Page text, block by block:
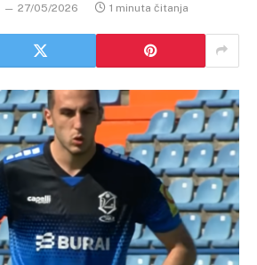
27/05/2026 1 minuta čitanja